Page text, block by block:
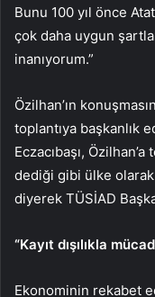
Bunu 100 yıl önce
çok daha uygun
inanıyorum.”
Özilhan’ın
toplantıya başkanlık
Eczacıbaşı,
dediği gibi ülke
diyerek TÜSİAD
“Kayıt dışılıkla
Ekonominin rekabet